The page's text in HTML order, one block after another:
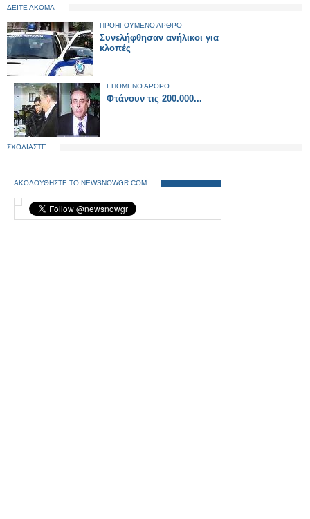
ΔΕΙΤΕ ΑΚΟΜΑ
ΠΡΟΗΓΟΥΜΕΝΟ ΑΡΘΡΟ
Συνελήφθησαν ανήλικοι για
κλοπές
ΕΠΟΜΕΝΟ ΑΡΘΡΟ
Φτάνουν τις 200.000...
ΣΧΟΛΙΑΣΤΕ
ΑΚΟΛΟΥΘΗΣΤΕ ΤΟ NEWSNOWGR.COM